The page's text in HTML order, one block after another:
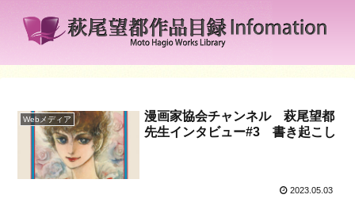
Webメディア
漫画家協会チャンネル 萩尾望都
先生インタビュー#3 書き起こし
2023.05.03